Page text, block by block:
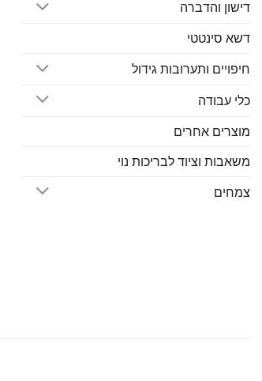
דישון והדברה
דשא סינטטי
חיפויים ותערובות גידול
כלי עבודה
מוצרים אחרים
משאבות וציוד לבריכות נוי
צמחים